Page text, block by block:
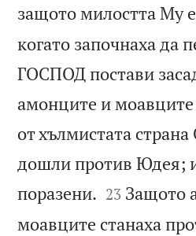
защото милостта Му
когато започнаха да
ГОСПОД постави
амонците и
от хълмистата
дошли против Юдея;
поразени. 

23 Защото
моавците станаха